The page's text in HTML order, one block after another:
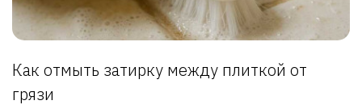
Как отмыть затирку между плиткой от
грязи